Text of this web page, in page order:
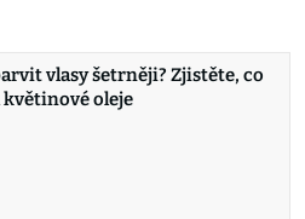
vlasy šetrněji? Zjistěte, co
květinové oleje